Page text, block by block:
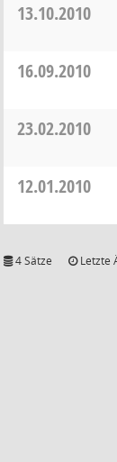
13.10.2010
16.09.2010
23.02.2010
12.01.2010
4 Sätze Letzte